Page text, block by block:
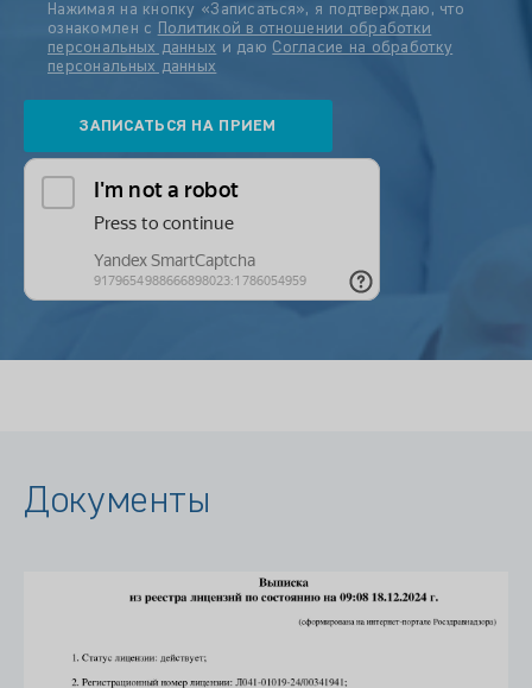
Нажимая на кнопку «Записаться», я подтверждаю, что
ознакомлен с
Политикой в отношении обработки
персональных данных и даю Согласие на обработку
персональных данных
Документы